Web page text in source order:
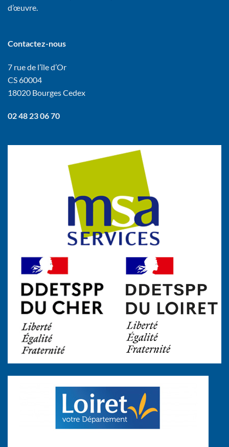
d’œuvre.
Contactez-nous
7 rue de l’île d’Or
CS 60004
18020 Bourges Cedex
02 48 23 06 70